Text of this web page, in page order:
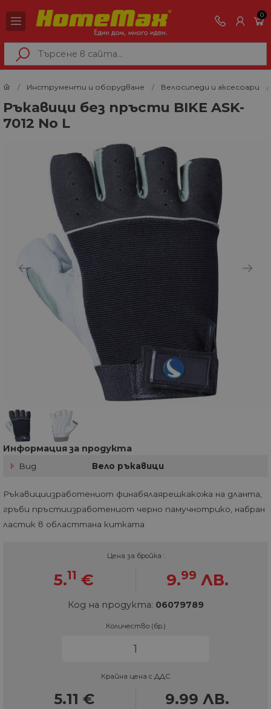
0
Инструменти и оборудване Велосипеди и аксесоари
Ръкавици без пръсти BIKE ASK-
7012 No L
Информация за продукта
Вид Вело ръкавици
Ръкавициизработениот финабялаярешкакожа на дланта,
гръби пръстиизработениот черно памучнотрико, набран
ластик в областтана китката
Цена за бройка :
5.11 € 9.99 ЛВ.
Код на продукта: 06079789
Количество (бр.)
Крайна цена с ДДС
5.11 € 9.99 ЛВ.